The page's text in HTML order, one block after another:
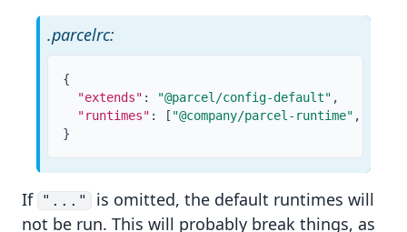
.parcelrc:
{
"extends" : "@parcel/config-default" ,
"runtimes" : [ "@company/parcel-runtime" ,
}
If "..."
is omitted, the default runtimes will
not be run. This will probably break things, as